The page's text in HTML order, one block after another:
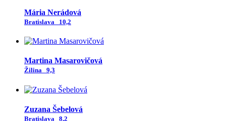
Mária Nerádová
Bratislava 10,2
Martina Masarovičová
Žilina 9,3
Zuzana Šebelová
Bratislava 8,2